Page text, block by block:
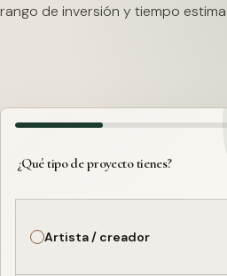
rango de inversión y tiempo
¿Qué tipo de proyecto tienes?
Artista / creador